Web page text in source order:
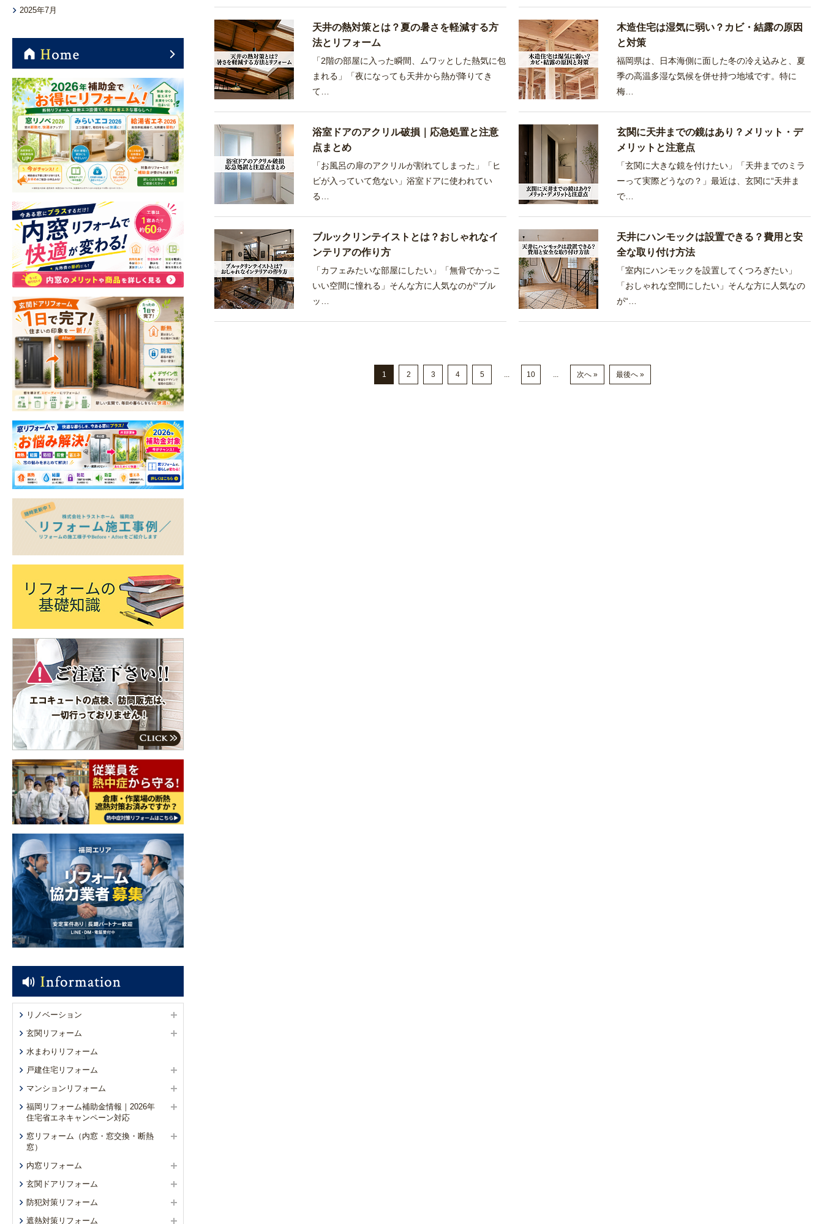
天井の熱対策とは？夏の暑さを軽減する方
法とリフォーム
「2階の部屋に入った瞬間、ムワッとした熱気に包
まれる」「夜になっても天井から熱が降りてき
て…
木造住宅は湿気に弱い？カビ・結露の原因
と対策
福岡県は、日本海側に面した冬の冷え込みと、夏
季の高温多湿な気候を併せ持つ地域です。特に
梅…
浴室ドアのアクリル破損｜応急処置と注意
点まとめ
「お風呂の扉のアクリルが割れてしまった」「ヒ
ビが入っていて危ない」浴室ドアに使われてい
る…
玄関に天井までの鏡はあり？メリット・デ
メリットと注意点
「玄関に大きな鏡を付けたい」「天井までのミラ
ーって実際どうなの？」最近は、玄関に“天井ま
で…
ブルックリンテイストとは？おしゃれなイ
ンテリアの作り方
「カフェみたいな部屋にしたい」「無骨でかっこ
いい空間に憧れる」そんな方に人気なのが“ブル
ッ…
天井にハンモックは設置できる？費用と安
全な取り付け方法
「室内にハンモックを設置してくつろぎたい」
「おしゃれな空間にしたい」そんな方に人気なの
が“…
1 2 3 4 5 ... 10 ... 次へ » 最後へ »
2025年7月
リノベーション
玄関リフォーム
水まわりリフォーム
戸建住宅リフォーム
マンションリフォーム
福岡リフォーム補助金情報｜2026年
住宅省エネキャンペーン対応
窓リフォーム（内窓・窓交換・断熱
窓）
内窓リフォーム
玄関ドアリフォーム
防犯対策リフォーム
遮熱対策リフォーム